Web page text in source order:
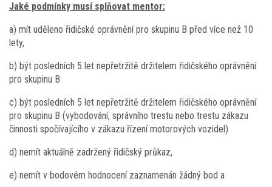
Jaké podmínky musí splňovat mentor:
a) mít uděleno řidičské oprávnění pro skupinu B před více než 10
lety,
b) být posledních 5 let nepřetržitě držitelem řidičského oprávnění
pro skupinu B
c) být posledních 5 let nepřetržitě držitelem řidičského oprávnění
pro skupinu B (vybodování, správního trestu nebo trestu zákazu
činnosti spočívajícího v zákazu řízení motorových vozidel)
d) nemít aktuálně zadržený řidičský průkaz,
e) nemít v bodovém hodnocení zaznamenán žádný bod a